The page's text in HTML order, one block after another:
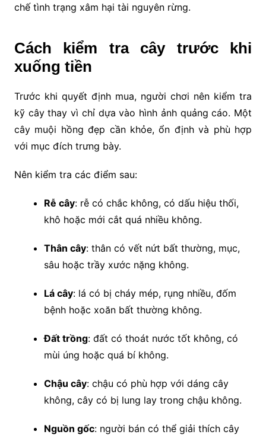
chế tình trạng xâm hại tài nguyên rừng.
Cách kiểm tra cây trước khi
xuống tiền
Trước khi quyết định mua, người chơi nên kiểm tra
kỹ cây thay vì chỉ dựa vào hình ảnh quảng cáo. Một
cây muội hồng đẹp cần khỏe, ổn định và phù hợp
với mục đích trưng bày.
Nên kiểm tra các điểm sau:
Rễ cây: rễ có chắc không, có dấu hiệu thối,
khô hoặc mới cắt quá nhiều không.
Thân cây: thân có vết nứt bất thường, mục,
sâu hoặc trầy xước nặng không.
Lá cây: lá có bị cháy mép, rụng nhiều, đốm
bệnh hoặc xoăn bất thường không.
Đất trồng: đất có thoát nước tốt không, có
mùi úng hoặc quá bí không.
Chậu cây: chậu có phù hợp với dáng cây
không, cây có bị lung lay trong chậu không.
Nguồn gốc: người bán có thể giải thích cây